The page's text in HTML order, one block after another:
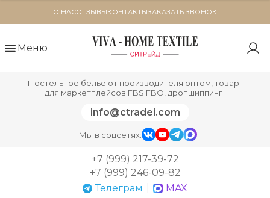
О НАСОТЗЫВЫКОНТАКТЫЗАКАЗАТЬ ЗВОНОК
Меню
Постельное белье от производителя оптом, товар
для маркетплейсов FBS FBO, дропшиппинг
info@ctradei.com
Мы в соцсетях:
+7 (999) 217-39-72
+7 (999) 246-09-82
Телеграм
MAX